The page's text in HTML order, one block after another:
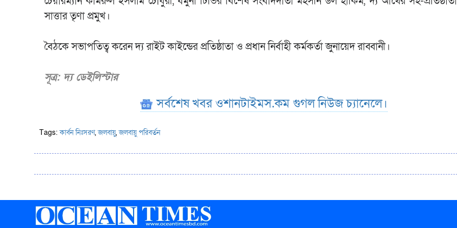
সাত্তার তৃণা প্রমুখ।
বৈঠকে সভাপতিত্ব করেন দ্য রাইট কাইন্ডের প্রতিষ্ঠাতা ও প্রধান নির্বাহী কর্মকর্তা জুনায়েদ রাব্বানী।
সূত্র: দ্য ডেইলিস্টার
সর্বশেষ খবর ওশানটাইমস.কম গুগল নিউজ চ্যানেলে।
Tags:কার্বন নিঃসরণ,জলবায়ু,জলবায়ু পরিবর্তন